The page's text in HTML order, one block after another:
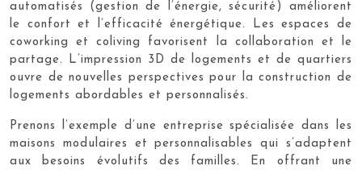
automatisés (gestion de l’énergie, sécurité) améliorent
le confort et l’efficacité énergétique. Les espaces de
coworking et coliving favorisent la collaboration et le
partage. L’impression 3D de logements et de quartiers
ouvre de nouvelles perspectives pour la construction de
logements abordables et personnalisés.
Prenons l’exemple d’une entreprise spécialisée dans les
maisons modulaires et personnalisables qui s’adaptent
aux besoins évolutifs des familles. En offrant une